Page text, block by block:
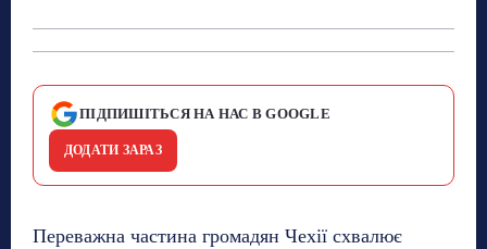
ПІДПИШІТЬСЯ НА НАС В GOOGLE
ДОДАТИ ЗАРАЗ
Переважна частина громадян Чехії схвалює